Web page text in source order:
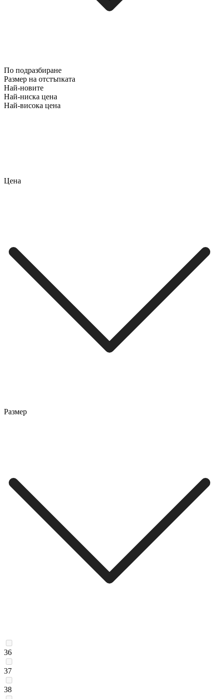
По подразбиране
Размер на отстъпката
Най-новите
Най-ниска цена
Най-висока цена
Цена
Размер
36
37
38